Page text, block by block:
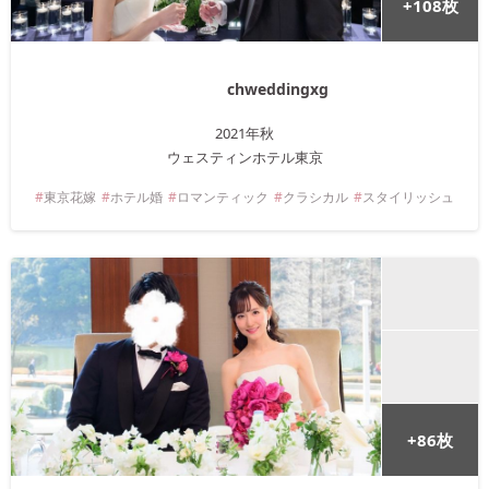
+108枚
chweddingxg
2021年秋
ウェスティンホテル東京
東京花嫁 ホテル婚 ロマンティック クラシカル スタイリッシュ
+86枚